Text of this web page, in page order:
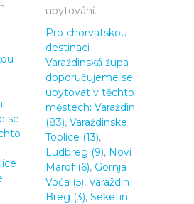
se
ubytování.
Pro chorvatskou
destinaci
Varaždinská župa
doporučujeme se
ubytovat v těchto
městech: Varaždin
(83), Varaždinske
Toplice (13),
Ludbreg (9), Novi
Marof (6), Gornja
Voća (5), Varaždin
Breg (3), Seketin